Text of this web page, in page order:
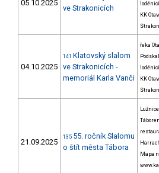
05.10.2025
ve Strakonicích
KK
04.10.2025
141 Klatovský slalom
ve Strakonicích -
memoriál Karla Vanči
řeka
KK
21.09.2025
135 55. ročník Slalomu
o štít města Tábora
Lužnice
Mapa